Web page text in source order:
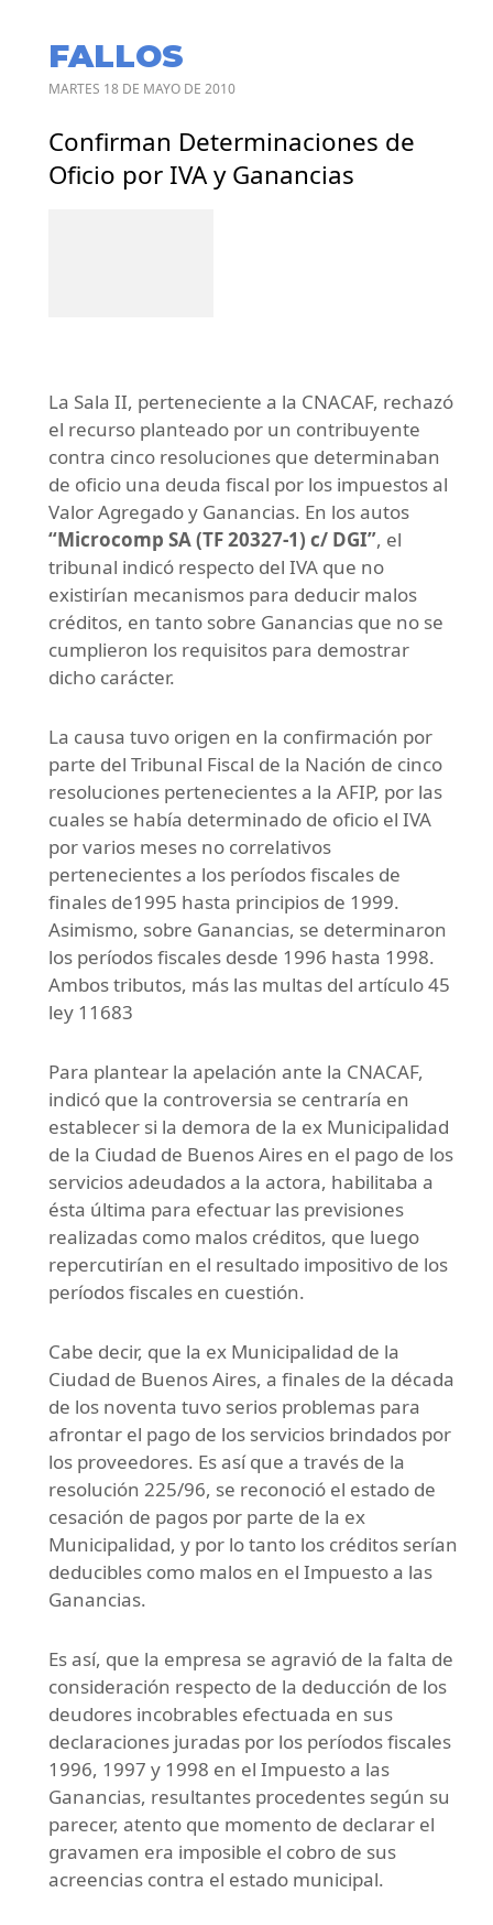
FALLOS
MARTES 18 DE MAYO DE 2010
Confirman Determinaciones de
Oficio por IVA y Ganancias
La Sala II, perteneciente a la CNACAF, rechazó
el recurso planteado por un contribuyente
contra cinco resoluciones que determinaban
de oficio una deuda fiscal por los impuestos al
Valor Agregado y Ganancias. En los autos
“Microcomp SA (TF 20327-1) c/ DGI”, el
tribunal indicó respecto del IVA que no
existirían mecanismos para deducir malos
créditos, en tanto sobre Ganancias que no se
cumplieron los requisitos para demostrar
dicho carácter.
La causa tuvo origen en la confirmación por
parte del Tribunal Fiscal de la Nación de cinco
resoluciones pertenecientes a la AFIP, por las
cuales se había determinado de oficio el IVA
por varios meses no correlativos
pertenecientes a los períodos fiscales de
finales de1995 hasta principios de 1999.
Asimismo, sobre Ganancias, se determinaron
los períodos fiscales desde 1996 hasta 1998.
Ambos tributos, más las multas del artículo 45
ley 11683
Para plantear la apelación ante la CNACAF,
indicó que la controversia se centraría en
establecer si la demora de la ex Municipalidad
de la Ciudad de Buenos Aires en el pago de los
servicios adeudados a la actora, habilitaba a
ésta última para efectuar las previsiones
realizadas como malos créditos, que luego
repercutirían en el resultado impositivo de los
períodos fiscales en cuestión.
Cabe decir, que la ex Municipalidad de la
Ciudad de Buenos Aires, a finales de la década
de los noventa tuvo serios problemas para
afrontar el pago de los servicios brindados por
los proveedores. Es así que a través de la
resolución 225/96, se reconoció el estado de
cesación de pagos por parte de la ex
Municipalidad, y por lo tanto los créditos serían
deducibles como malos en el Impuesto a las
Ganancias.
Es así, que la empresa se agravió de la falta de
consideración respecto de la deducción de los
deudores incobrables efectuada en sus
declaraciones juradas por los períodos fiscales
1996, 1997 y 1998 en el Impuesto a las
Ganancias, resultantes procedentes según su
parecer, atento que momento de declarar el
gravamen era imposible el cobro de sus
acreencias contra el estado municipal.